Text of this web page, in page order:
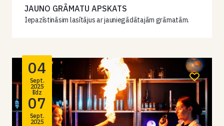
JAUNO GRĀMATU APSKATS
Iepazīstināsim lasītājus ar jauniegādātajām grāmatām.
04
Sept.
2025
līdz
07
Sept.
2025